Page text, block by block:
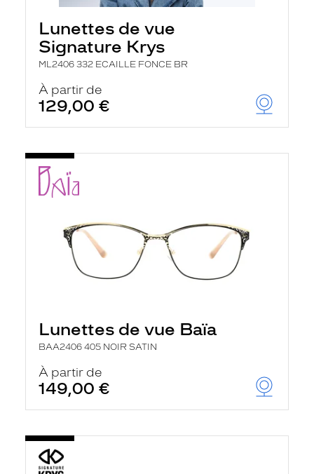
Lunettes de vue
Signature Krys
ML2406 332 ECAILLE FONCE BR
À partir de
129,00 €
Lunettes de vue Baïa
BAA2406 405 NOIR SATIN
À partir de
149,00 €